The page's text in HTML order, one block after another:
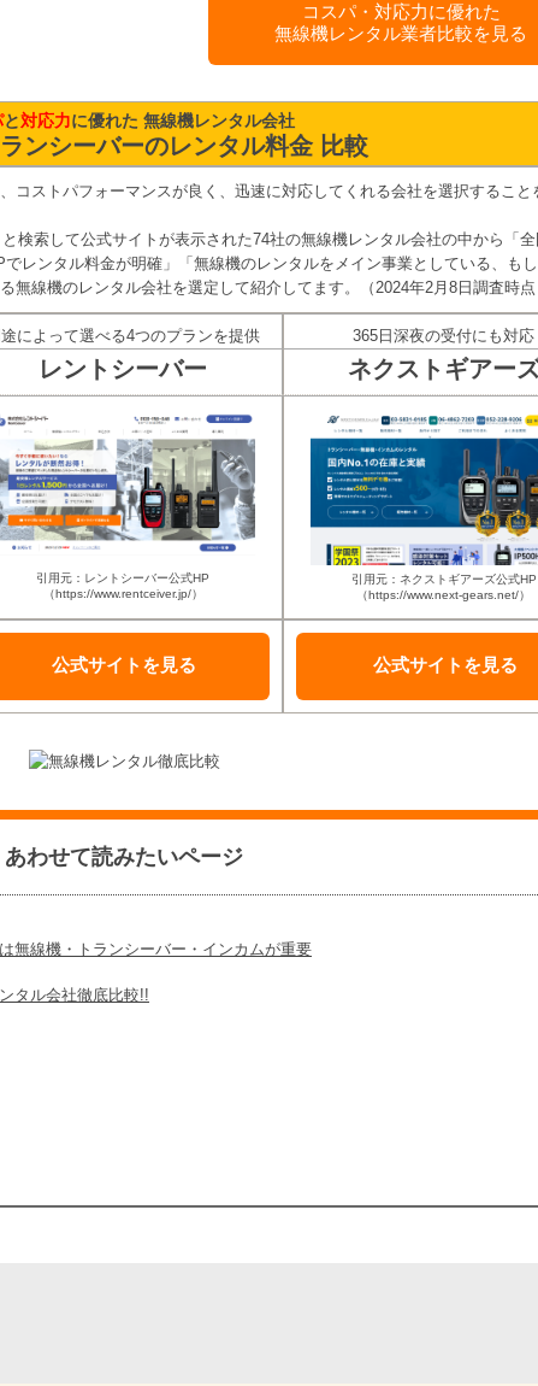
コスパ・対応力に優れた
無線機レンタル業者比較を見る
と対応力に優れた 無線機レンタル会社
ンシーバーのレンタル料金 比較
コストパフォーマンスが良く、迅速に対応してくれる会社を選択すること
検索して公式サイトが表示された74社の無線機レンタル会社の中から「
レンタル料金が明確」「無線機のレンタルをメイン事業としている、も
無線機のレンタル会社を選定して紹介してます。（2024年2月8日調査時
によって選べる4つのプランを提供 365日深夜の受付にも対応
レントシーバー ネクストギアー
引用元：レントシーバー公式HP
（https://www.rentceiver.jp/）
引用元：ネクストギアーズ公式HP
（https://www.next-gears.net/）
公式サイトを見る 公式サイトを見る
あわせて読みたいページ
無線機・トランシーバー・インカムが重要
タル会社徹底比較!!